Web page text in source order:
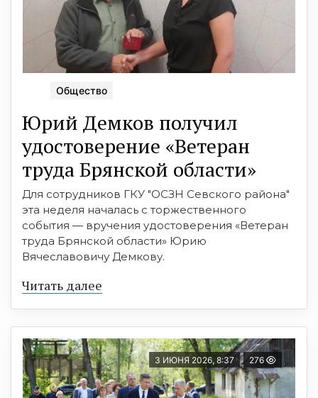
Общество
Юрий Демков получил
удостоверение «Ветеран
труда Брянской области»
Для сотрудников ГКУ "ОСЗН Севского района"
эта неделя началась с торжественного
события — вручения удостоверения «Ветеран
труда Брянской области» Юрию
Вячеславовичу Демкову.
Читать далее
3 ИЮНЯ 2026, 8:37 276